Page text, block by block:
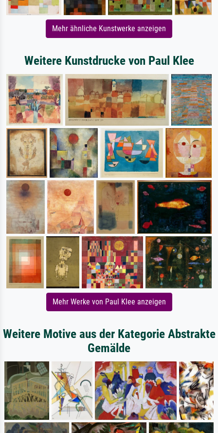
Mehr ähnliche Kunstwerke anzeigen
Weitere Kunstdrucke von Paul Klee
Mehr Werke von Paul Klee anzeigen
Weitere Motive aus der Kategorie Abstrakte
Gemälde